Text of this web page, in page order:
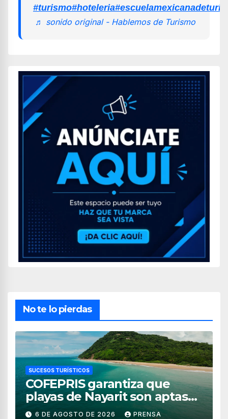
#turismo#hoteleria
♬ sonido original - Hablemos de Turismo
No te lo pierdas
SUCESOS TURÍSTICOS
COFEPRIS garantiza que
playas de Nayarit son aptas
para uso recreativo
6 DE AGOSTO DE 2026 PRENSA